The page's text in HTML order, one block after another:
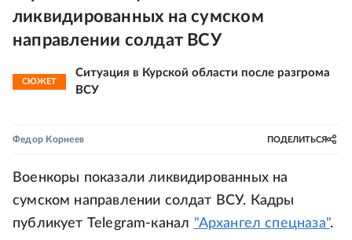
ликвидированных на сумском
направлении солдат ВСУ
СЮЖЕТ
Ситуация в Курской области после разгрома
ВСУ
Федор Корнеев ПОДЕЛИТЬСЯ
Военкоры показали ликвидированных на
сумском направлении солдат ВСУ. Кадры
публикует Telegram-канал "Архангел спецназа".